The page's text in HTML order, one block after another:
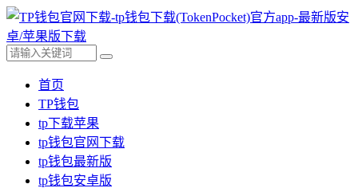
首页
TP钱包
tp下载苹果
tp钱包官网下载
tp钱包最新版
tp钱包安卓版